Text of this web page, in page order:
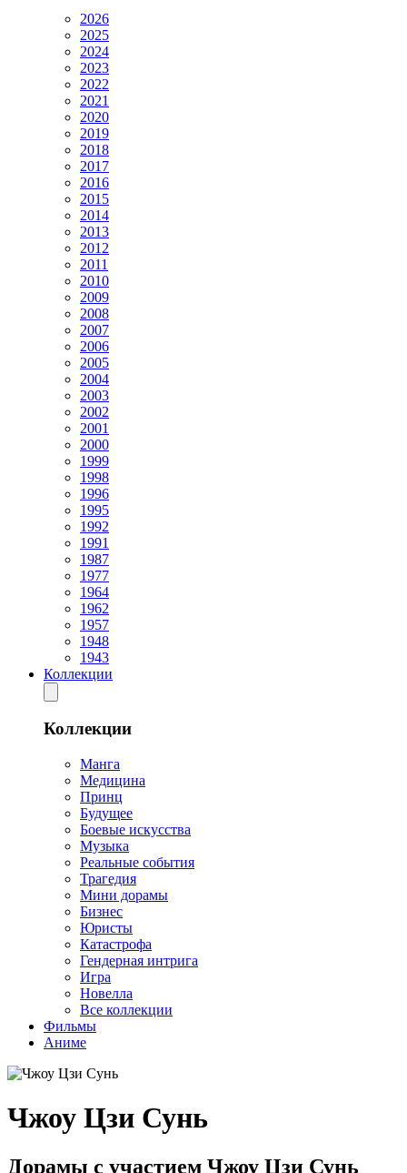
2026
2025
2024
2023
2022
2021
2020
2019
2018
2017
2016
2015
2014
2013
2012
2011
2010
2009
2008
2007
2006
2005
2004
2003
2002
2001
2000
1999
1998
1996
1995
1992
1991
1987
1977
1964
1962
1957
1948
1943
Коллекции
Коллекции
Манга
Медицина
Принц
Будущее
Боевые искусства
Музыка
Реальные события
Трагедия
Мини дорамы
Бизнес
Юристы
Катастрофа
Гендерная интрига
Игра
Новелла
Все коллекции
Фильмы
Аниме
Чжоу Цзи Сунь
Дорамы с участием Чжоу Цзи Сунь